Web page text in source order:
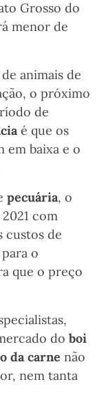
Grosso do
menor de
animais de
o próximo
de
é que os
em baixa e o
pecuária, o
com
custos de
o
que o preço
do boi
da carne não
nem tanta